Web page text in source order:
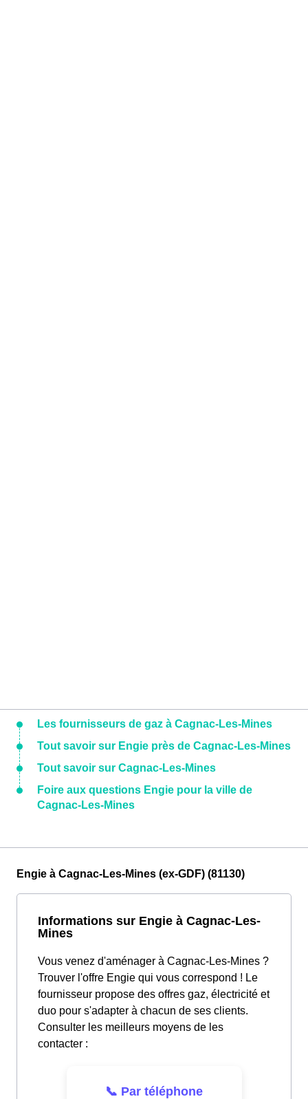
Les fournisseurs de gaz à Cagnac-Les-Mines
Tout savoir sur Engie près de Cagnac-Les-Mines
Tout savoir sur Cagnac-Les-Mines
Foire aux questions Engie pour la ville de
Cagnac-Les-Mines
Engie à Cagnac-Les-Mines (ex-GDF) (81130)
Informations sur Engie à Cagnac-Les-
Mines
Vous venez d'aménager à Cagnac-Les-Mines ?
Trouver l'offre Engie qui vous correspond ! Le
fournisseur propose des offres gaz, électricité et
duo pour s'adapter à chacun de ses clients.
Consulter les meilleurs moyens de les
contacter :
📞 Par téléphone